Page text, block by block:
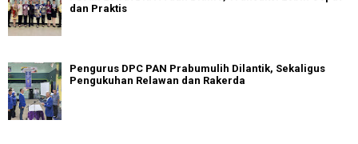
dan Praktis
Pengurus DPC PAN Prabumulih Dilantik, Sekaligus
Pengukuhan Relawan dan Rakerda